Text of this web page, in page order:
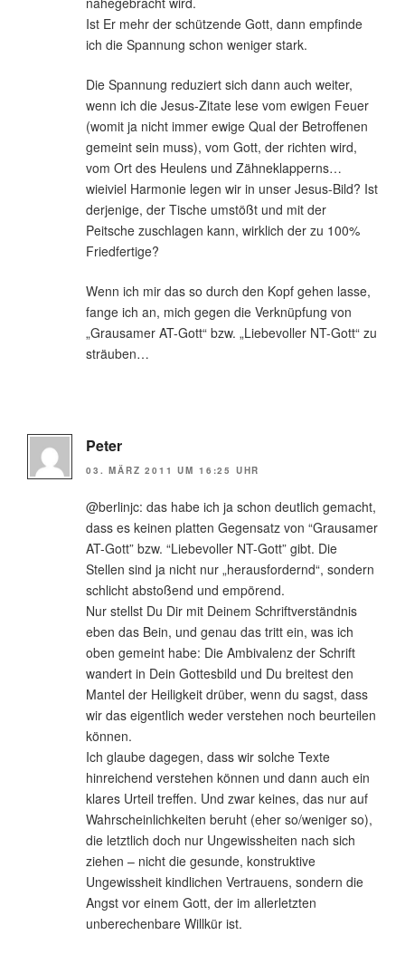
Ist Er mehr der schützende Gott, dann empfinde
ich die Spannung schon weniger stark.
Die Spannung reduziert sich dann auch weiter,
wenn ich die Jesus-Zitate lese vom ewigen Feuer
(womit ja nicht immer ewige Qual der Betroffenen
gemeint sein muss), vom Gott, der richten wird,
vom Ort des Heulens und Zähneklapperns…
wieiviel Harmonie legen wir in unser Jesus-Bild? Ist
derjenige, der Tische umstößt und mit der
Peitsche zuschlagen kann, wirklich der zu 100%
Friedfertige?
Wenn ich mir das so durch den Kopf gehen lasse,
fange ich an, mich gegen die Verknüpfung von
„Grausamer AT-Gott“ bzw. „Liebevoller NT-Gott“ zu
sträuben…
Peter
03. MÄRZ 2011 UM 16:25 UHR
@berlinjc: das habe ich ja schon deutlich gemacht,
dass es keinen platten Gegensatz von “Grausamer
AT-Gott” bzw. “Liebevoller NT-Gott” gibt. Die
Stellen sind ja nicht nur „herausfordernd“, sondern
schlicht abstoßend und empörend.
Nur stellst Du Dir mit Deinem Schriftverständnis
eben das Bein, und genau das tritt ein, was ich
oben gemeint habe: Die Ambivalenz der Schrift
wandert in Dein Gottesbild und Du breitest den
Mantel der Heiligkeit drüber, wenn du sagst, dass
wir das eigentlich weder verstehen noch beurteilen
können.
Ich glaube dagegen, dass wir solche Texte
hinreichend verstehen können und dann auch ein
klares Urteil treffen. Und zwar keines, das nur auf
Wahrscheinlichkeiten beruht (eher so/weniger so),
die letztlich doch nur Ungewissheiten nach sich
ziehen – nicht die gesunde, konstruktive
Ungewissheit kindlichen Vertrauens, sondern die
Angst vor einem Gott, der im allerletzten
unberechenbare Willkür ist.